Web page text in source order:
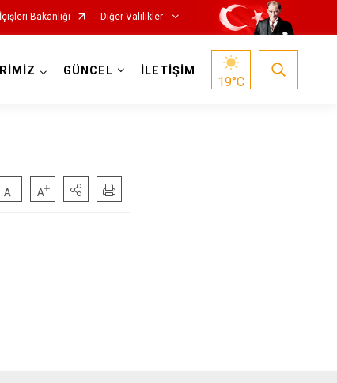
İçişleri Bakanlığı Diğer Valilikler
GÜNCEL İLETİŞİM
19°C